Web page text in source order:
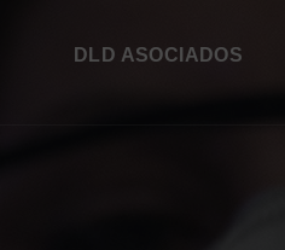
DLD ASOCIADOS